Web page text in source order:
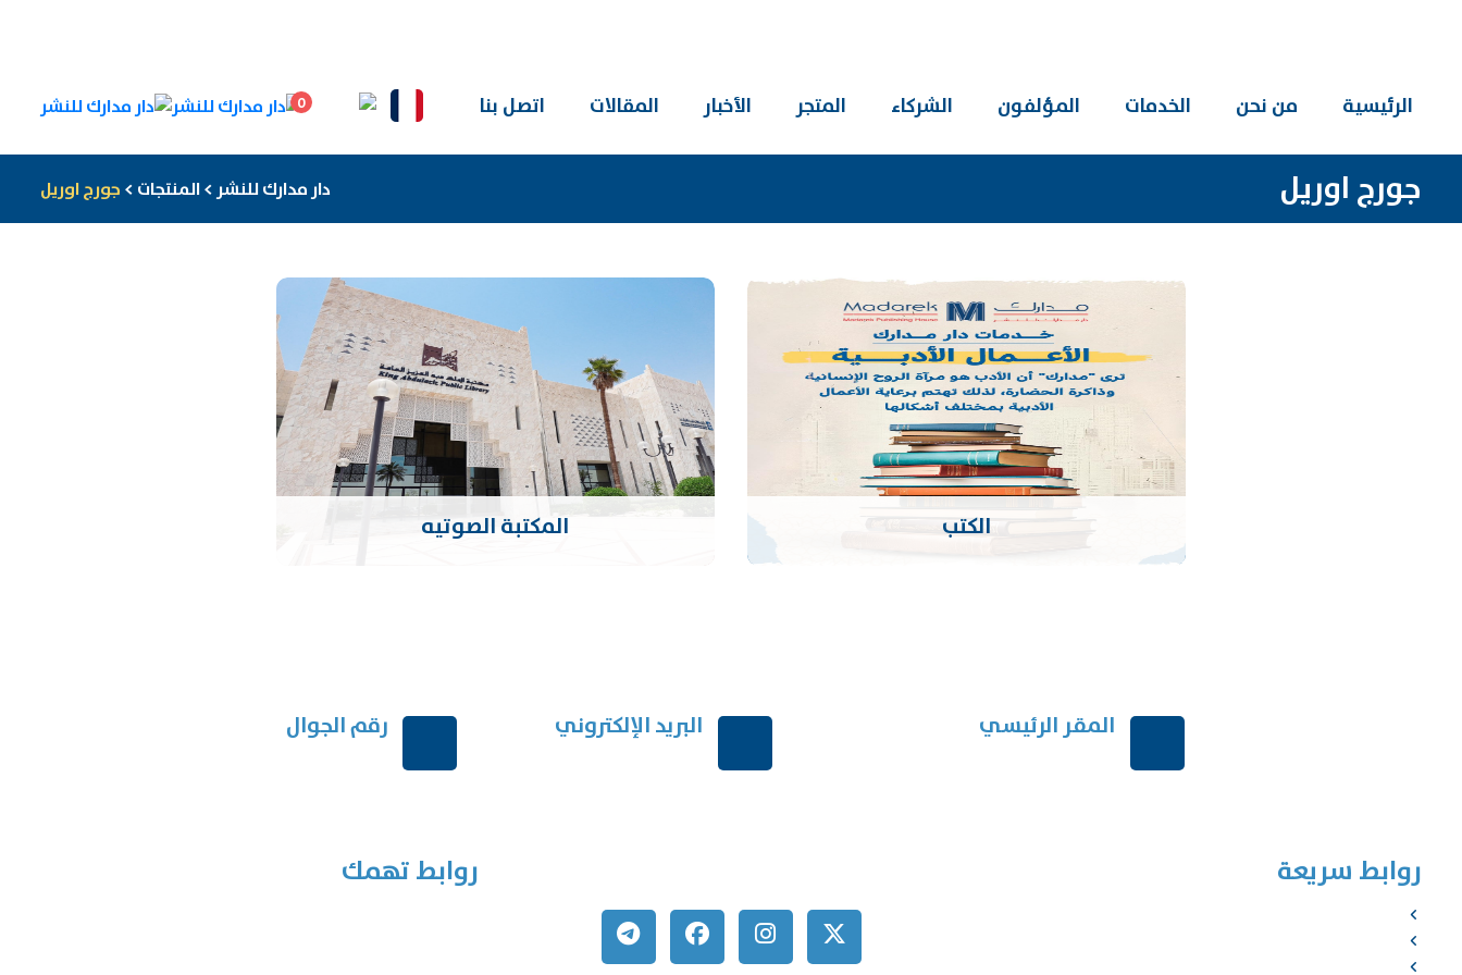
الرئيسية من نحن الخدمات المؤلفون الشركاء المتجر الأخبار المقالات اتصل بنا 0
جورج اوريل دار مدارك للنشر >المنتجات > جورج اوريل
الكتب المكتبة الصوتيه
المقر الرئيسي البريد الإلكتروني رقم الجوال
روابط سريعة روابط تهمك